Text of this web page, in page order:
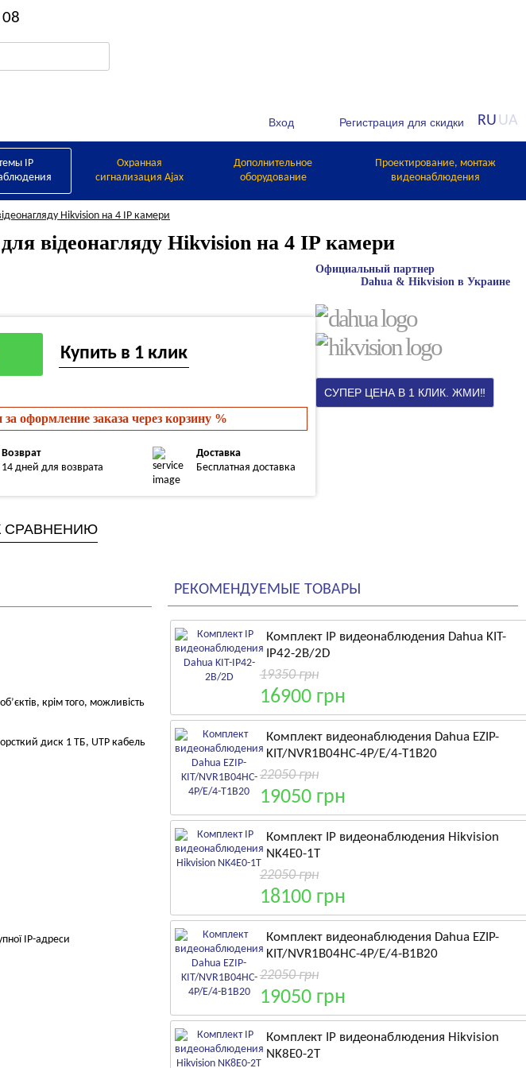
RU UA
IP
Охранная
сигнализация Ajax
Дополнительное
оборудование
Проектирование, монтаж
видеонаблюдения
Hikvision на 4 IP камери
відеонагляду Hikvision на 4 IP камери
Купить в 1 клик
оформление заказа через корзину %
Возврат
14 дней для возврата
Доставка
Бесплатная доставка
СРАВНЕНИЮ
Официальный партнер
Dahua & Hikvision в Украине
крім того, можливість
диск 1 ТБ, UTP кабель
IP-адреси
РЕКОМЕНДУЕМЫЕ ТОВАРЫ
Комплект IP видеонаблюдения Dahua KIT-
IP42-2B/2D
19350 грн
16900 грн
Комплект видеонаблюдения Dahua EZIP-
KIT/NVR1B04HC-4P/E/4-T1B20
22050 грн
19050 грн
Комплект IP видеонаблюдения Hikvision
NK4E0-1T
22050 грн
18100 грн
Комплект видеонаблюдения Dahua EZIP-
KIT/NVR1B04HC-4P/E/4-B1B20
22050 грн
19050 грн
Комплект IP видеонаблюдения Hikvision
NK8E0-2T